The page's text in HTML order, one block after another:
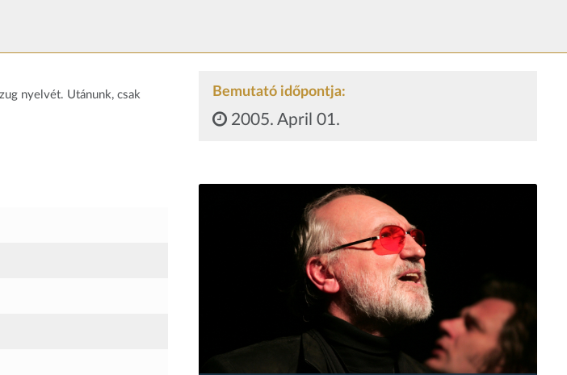
nyelvét. Utánunk, csak
Bemutató időpontja:
2005. April 01.